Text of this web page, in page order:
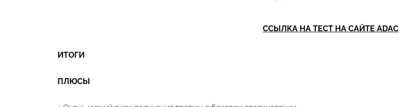
ССЫЛКА НА ТЕСТ НА САЙТЕ ADAC
ИТОГИ
ПЛЮСЫ